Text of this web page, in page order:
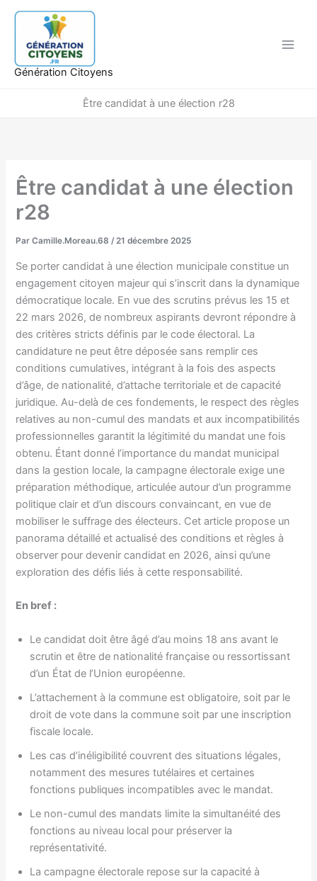
Aller
contenu
Génération Citoyens
Être candidat à une élection r28
Être candidat à une élection
r28
ParCamille.Moreau.68/21 décembre 2025
Se porter candidat à une élection municipale constitue un
engagement citoyen majeur qui s’inscrit dans la dynamique
démocratique locale. En vue des scrutins prévus les 15 et
22 mars 2026, de nombreux aspirants devront répondre à
des critères stricts définis par le code électoral. La
candidature ne peut être déposée sans remplir ces
conditions cumulatives, intégrant à la fois des aspects
d’âge, de nationalité, d’attache territoriale et de capacité
juridique. Au-delà de ces fondements, le respect des règles
relatives au non-cumul des mandats et aux incompatibilités
professionnelles garantit la légitimité du mandat une fois
obtenu. Étant donné l’importance du mandat municipal
dans la gestion locale, la campagne électorale exige une
préparation méthodique, articulée autour d’un programme
politique clair et d’un discours convaincant, en vue de
mobiliser le suffrage des électeurs. Cet article propose un
panorama détaillé et actualisé des conditions et règles à
observer pour devenir candidat en 2026, ainsi qu’une
exploration des défis liés à cette responsabilité.
En bref :
Le candidat doit être âgé d’au moins 18 ans avant le
scrutin et être de nationalité française ou ressortissant
d’un État de l’Union européenne.
L’attachement à la commune est obligatoire, soit par le
droit de vote dans la commune soit par une inscription
fiscale locale.
Les cas d’inéligibilité couvrent des situations légales,
notamment des mesures tutélaires et certaines
fonctions publiques incompatibles avec le mandat.
Le non-cumul des mandats limite la simultanéité des
fonctions au niveau local pour préserver la
représentativité.
La campagne électorale repose sur la capacité à